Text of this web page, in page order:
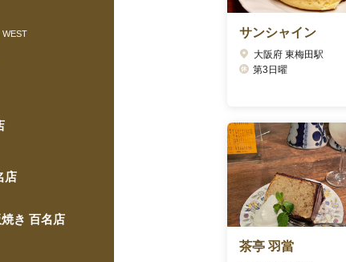
WEST
店
き 百名店
サンシャイン
大阪府 東梅田駅
第3日曜
茶亭 羽當